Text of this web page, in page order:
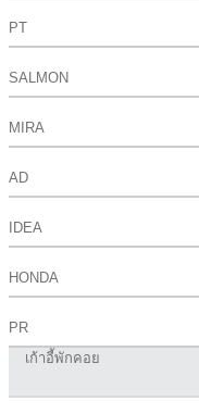
PT
SALMON
MIRA
AD
IDEA
HONDA
PR
เก้าอี้พักคอย